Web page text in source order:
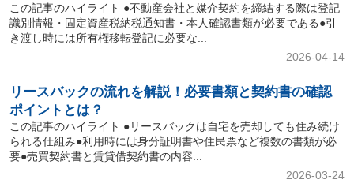
この記事のハイライト ●不動産会社と媒介契約を締結する際は登記
識別情報・固定資産税納税通知書・本人確認書類が必要である●引
き渡し時には所有権移転登記に必要な...
2026-04-14
リースバックの流れを解説！必要書類と契約書の確認
ポイントとは？
この記事のハイライト ●リースバックは自宅を売却しても住み続け
られる仕組み●利用時には身分証明書や住民票など複数の書類が必
要●売買契約書と賃貸借契約書の内容...
2026-03-24